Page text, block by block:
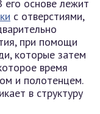
его основе лежит
с отверстиями,
при помощи
которые затем
время
и полотенцем.
в структуру